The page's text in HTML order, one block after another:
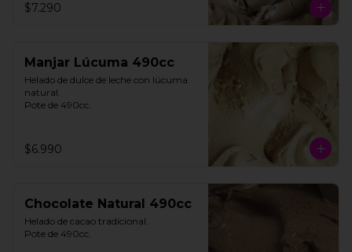
$7.290
Manjar Lúcuma 490cc
Helado de dulce de leche con lúcuma
natural.
Pote de 490cc.
$6.990
Chocolate Natural 490cc
Helado de cacao tradicional.
Pote de 490cc.